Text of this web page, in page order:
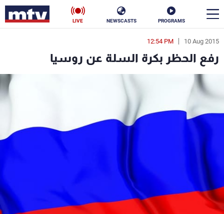
PROGRAMS
NEWSCASTS
LIVE
10 Aug 2015
12:54 PM
رفع الحظر بكرة السلة عن روسيا
en
الأخبار
سياسة
إقتصاد
كأس العالم
البرامج